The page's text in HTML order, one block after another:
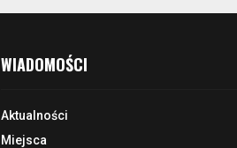
WIADOMOŚCI
Aktualności
Miejsca